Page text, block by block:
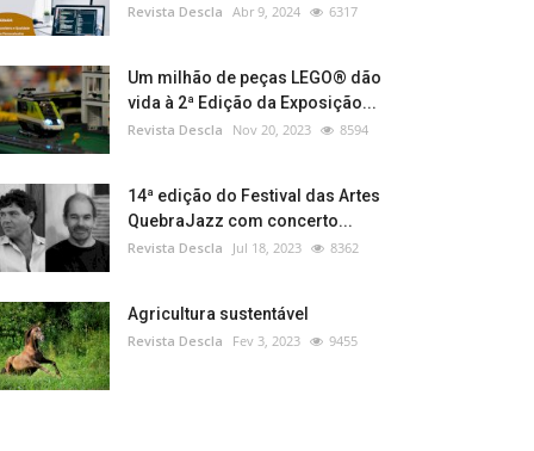
Revista Descla Abr 9, 2024 6317
Um milhão de peças LEGO® dão
vida à 2ª Edição da Exposição...
Revista Descla Nov 20, 2023 8594
14ª edição do Festival das Artes
QuebraJazz com concerto...
Revista Descla Jul 18, 2023 8362
Agricultura sustentável
Revista Descla Fev 3, 2023 9455